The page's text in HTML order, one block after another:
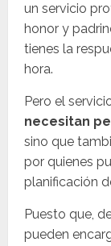
un servicio
honor y
tienes la
hora.
Pero el
necesitan
sino que
por quienes
planificación
Puesto que,
pueden